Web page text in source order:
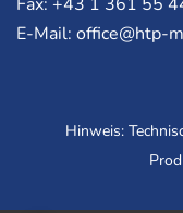
E-Mail: office@htp-
Hinweis: